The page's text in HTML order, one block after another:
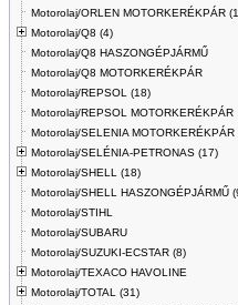
Motorolaj/ORLEN MOTORKERÉKPÁR
Motorolaj/Q8 (4)
Motorolaj/Q8 HASZONGÉPJÁRMŰ
Motorolaj/Q8 MOTORKERÉKPÁR
Motorolaj/REPSOL (18)
Motorolaj/REPSOL MOTORKERÉKPÁR
Motorolaj/SELENIA MOTORKERÉKPÁR
Motorolaj/SELÉNIA-PETRONAS (17)
Motorolaj/SHELL (18)
Motorolaj/SHELL HASZONGÉPJÁRMŰ
Motorolaj/STIHL
Motorolaj/SUBARU
Motorolaj/SUZUKI-ECSTAR (8)
Motorolaj/TEXACO HAVOLINE
Motorolaj/TOTAL (31)